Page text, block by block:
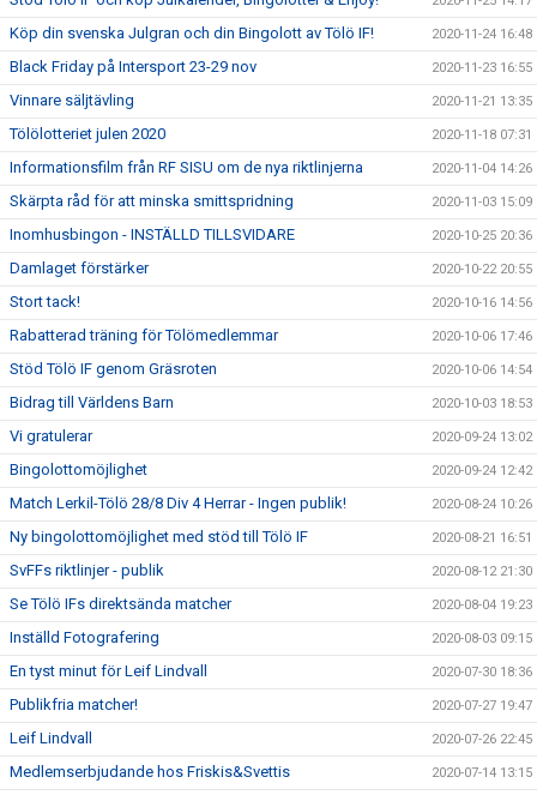
Köp din svenska Julgran och din Bingolott av Tölö IF! 2020-11-24 16:48
Black Friday på Intersport 23-29 nov 2020-11-23 16:55
Vinnare säljtävling 2020-11-21 13:35
Tölölotteriet julen 2020 2020-11-18 07:31
Informationsfilm från RF SISU om de nya riktlinjerna 2020-11-04 14:26
Skärpta råd för att minska smittspridning 2020-11-03 15:09
Inomhusbingon - INSTÄLLD TILLSVIDARE 2020-10-25 20:36
Damlaget förstärker 2020-10-22 20:55
Stort tack! 2020-10-16 14:56
Rabatterad träning för Tölömedlemmar 2020-10-06 17:46
Stöd Tölö IF genom Gräsroten 2020-10-06 14:54
Bidrag till Världens Barn 2020-10-03 18:53
Vi gratulerar 2020-09-24 13:02
Bingolottomöjlighet 2020-09-24 12:42
Match Lerkil-Tölö 28/8 Div 4 Herrar - Ingen publik! 2020-08-24 10:26
Ny bingolottomöjlighet med stöd till Tölö IF 2020-08-21 16:51
SvFFs riktlinjer - publik 2020-08-12 21:30
Se Tölö IFs direktsända matcher 2020-08-04 19:23
Inställd Fotografering 2020-08-03 09:15
En tyst minut för Leif Lindvall 2020-07-30 18:36
Publikfria matcher! 2020-07-27 19:47
Leif Lindvall 2020-07-26 22:45
Medlemserbjudande hos Friskis&Svettis 2020-07-14 13:15